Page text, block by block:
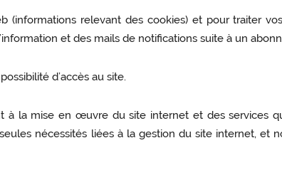
(informations relevant des cookies) et pour traiter
et des mails de notifications suite à un
d’accès au site.
à la mise en œuvre du site internet et des services
nécessités liées à la gestion du site internet, et